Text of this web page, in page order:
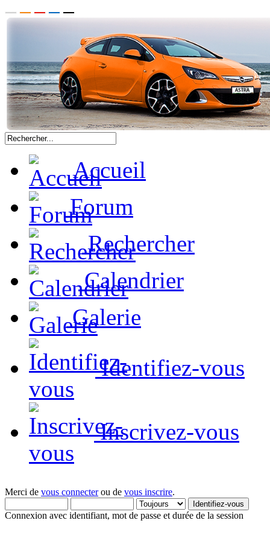
Accueil
Forum
Rechercher
Calendrier
Galerie
Identifiez-vous
Inscrivez-vous
Merci de vous connecterou de vous inscrire.
Connexion avec identifiant, mot de passe et durée de la session